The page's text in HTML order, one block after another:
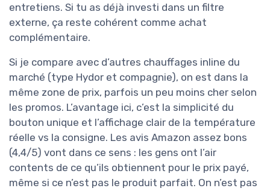
entretiens. Si tu as déjà investi dans un filtre
externe, ça reste cohérent comme achat
complémentaire.
Si je compare avec d’autres chauffages inline du
marché (type Hydor et compagnie), on est dans la
même zone de prix, parfois un peu moins cher selon
les promos. L’avantage ici, c’est la simplicité du
bouton unique et l’affichage clair de la température
réelle vs la consigne. Les avis Amazon assez bons
(4,4/5) vont dans ce sens : les gens ont l’air
contents de ce qu’ils obtiennent pour le prix payé,
même si ce n’est pas le produit parfait. On n’est pas